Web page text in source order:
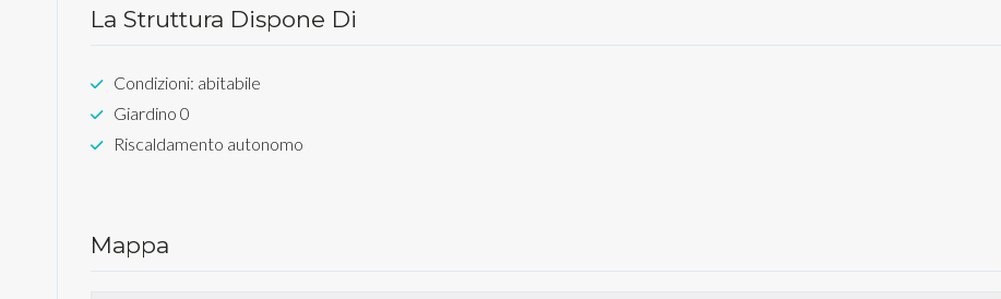
La Struttura Dispone Di
Condizioni: abitabile
Giardino 0
Riscaldamento autonomo
Mappa